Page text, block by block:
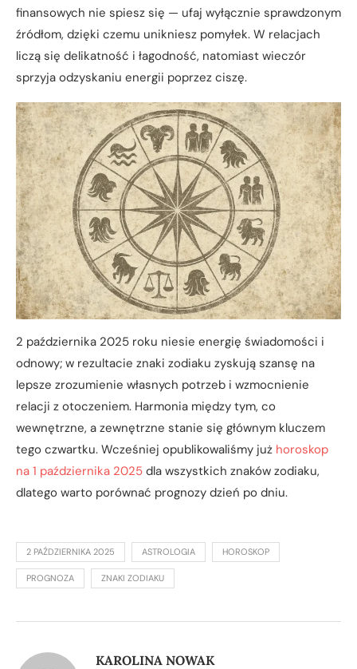
finansowych nie spiesz się — ufaj wyłącznie sprawdzonym
źródłom, dzięki czemu unikniesz pomyłek. W relacjach
liczą się delikatność i łagodność, natomiast wieczór
sprzyja odzyskaniu energii poprzez ciszę.
2 października 2025 roku niesie energię świadomości i
odnowy; w rezultacie znaki zodiaku zyskują szansę na
lepsze zrozumienie własnych potrzeb i wzmocnienie
relacji z otoczeniem. Harmonia między tym, co
wewnętrzne, a zewnętrzne stanie się głównym kluczem
tego czwartku. Wcześniej opublikowaliśmy już horoskop
na 1 października 2025 dla wszystkich znaków zodiaku,
dlatego warto porównać prognozy dzień po dniu.
2 PAŹDZIERNIKA 2025 ASTROLOGIA HOROSKOP
PROGNOZA ZNAKI ZODIAKU
KAROLINA NOWAK